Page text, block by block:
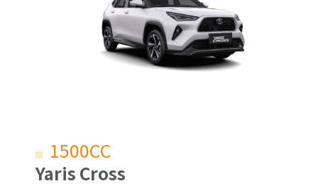
1500CC
Yaris Cross